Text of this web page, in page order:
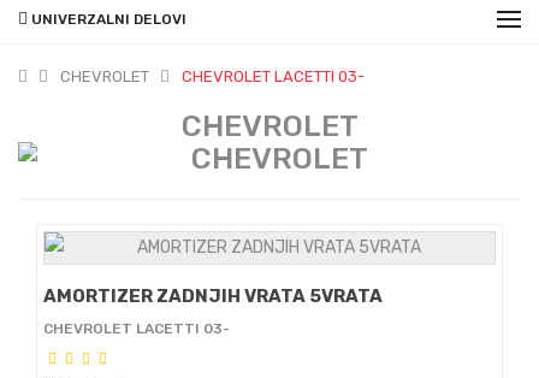
UNIVERZALNI DELOVI
CHEVROLET CHEVROLET LACETTI 03-
CHEVROLET
AMORTIZER ZADNJIH VRATA 5VRATA
CHEVROLET LACETTI 03-